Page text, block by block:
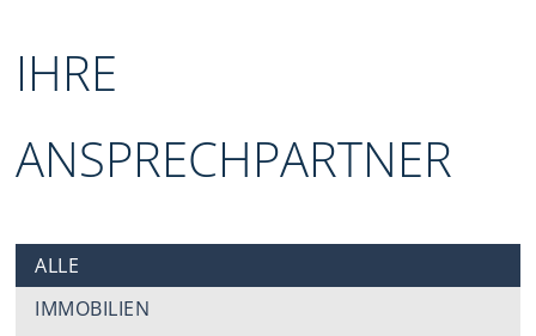
IHRE
ANSPRECHPARTNER
ALLE
IMMOBILIEN